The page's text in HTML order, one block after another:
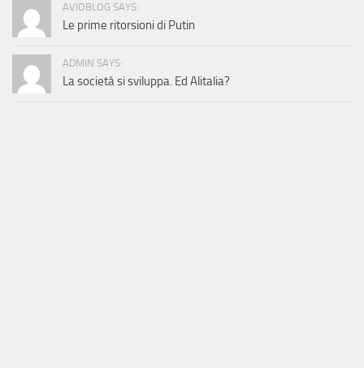
AVIOBLOG SAYS:
Le prime ritorsioni di Putin
ADMIN SAYS:
La società si sviluppa. Ed Alitalia?